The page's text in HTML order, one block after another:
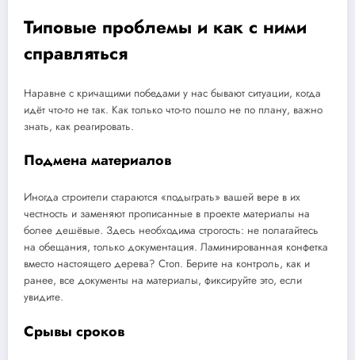
Типовые проблемы и как с ними
справляться
Наравне с кричащими победами у нас бывают ситуации, когда
идёт что-то не так. Как только что-то пошло не по плану, важно
знать, как реагировать.
Подмена материалов
Иногда строители стараются «подыграть» вашей вере в их
честность и заменяют прописанные в проекте материалы на
более дешёвые. Здесь необходима строгость: не полагайтесь
на обещания, только документация. Ламинированная конфетка
вместо настоящего дерева? Стоп. Берите на контроль, как и
ранее, все документы на материалы, фиксируйте это, если
увидите.
Срывы сроков